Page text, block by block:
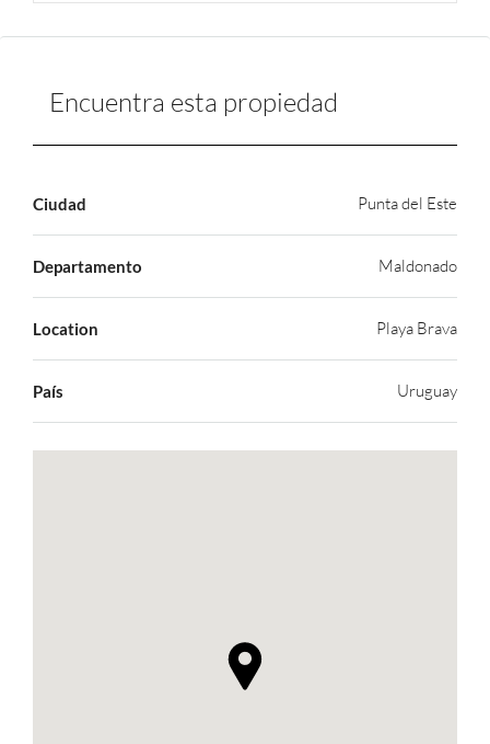
Encuentra esta propiedad
Ciudad Punta del Este
Departamento Maldonado
Location Playa Brava
País Uruguay